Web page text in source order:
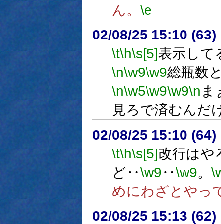
ん。 \e
02/08/25 15:10 (63)
\t\h\s[5]表示して
\n\w9\w9総瓶数
\n\w5\w9\w9\n ま
見ろで済むんだ
02/08/25 15:10 (64)
\t\h\s[5]改行はや
ど‥\w9‥\w9。
めにわざとやっ
02/08/25 15:13 (62)